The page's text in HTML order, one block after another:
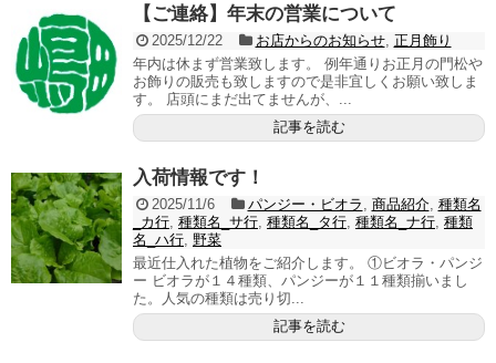
【ご連絡】年末の営業について
2025/12/22 お店からのお知らせ, 正月飾り
年内は休まず営業致します。 例年通りお正月の門松や
お飾りの販売も致しますので是非宜しくお願い致しま
す。 店頭にまだ出てませんが、...
記事を読む
入荷情報です！
2025/11/6 パンジー・ビオラ 商品紹介, 種類名
_カ行 種類名_サ行 種類名_タ行 種類名_ナ行 種類
名_ハ行 野菜
最近仕入れた植物をご紹介します。 ①ビオラ・パンジ
ー ビオラが１４種類、パンジーが１１種類揃いまし
た。人気の種類は売り切...
記事を読む